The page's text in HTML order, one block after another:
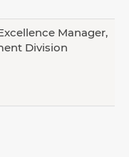
Manager,
Division